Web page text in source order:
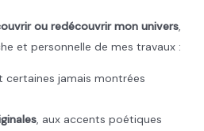
ou redécouvrir mon univers,
et personnelle de mes travaux :
certaines jamais montrées
, aux accents poétiques